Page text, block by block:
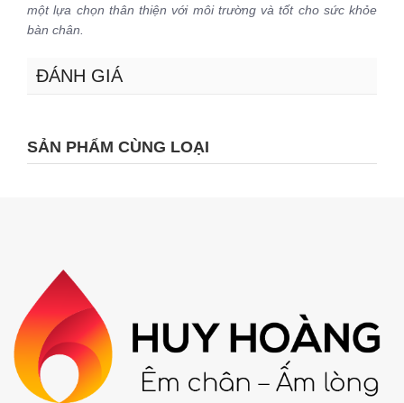
một lựa chọn thân thiện với môi trường và tốt cho sức khỏe
bàn chân.
ĐÁNH GIÁ
SẢN PHẨM CÙNG LOẠI